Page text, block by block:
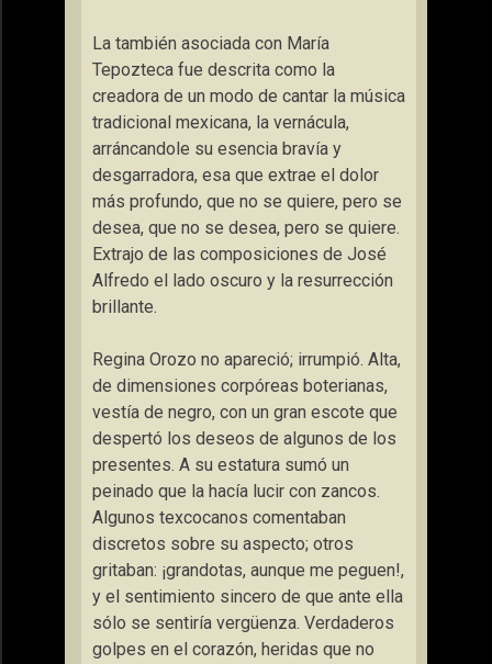
La también asociada con María
Tepozteca fue descrita como la
creadora de un modo de cantar la música
tradicional mexicana, la vernácula,
arráncandole su esencia bravía y
desgarradora, esa que extrae el dolor
más profundo, que no se quiere, pero se
desea, que no se desea, pero se quiere.
Extrajo de las composiciones de José
Alfredo el lado oscuro y la resurrección
brillante.
Regina Orozo no apareció; irrumpió. Alta,
de dimensiones corpóreas boterianas,
vestía de negro, con un gran escote que
despertó los deseos de algunos de los
presentes. A su estatura sumó un
peinado que la hacía lucir con zancos.
Algunos texcocanos comentaban
discretos sobre su aspecto; otros
gritaban: ¡grandotas, aunque me peguen!,
y el sentimiento sincero de que ante ella
sólo se sentiría vergüenza. Verdaderos
golpes en el corazón, heridas que no